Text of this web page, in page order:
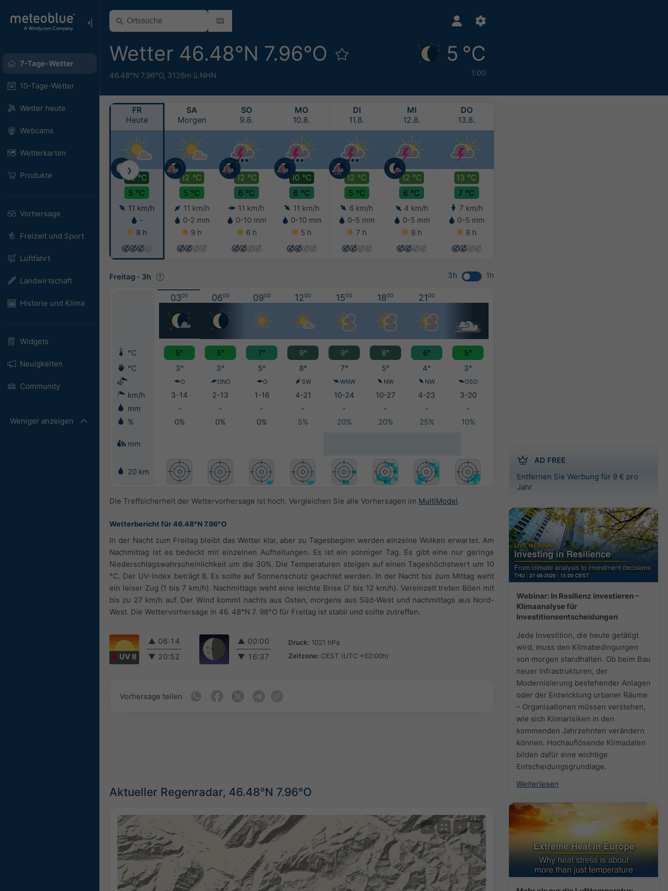
7-Tage-Wetter
10-Tage-Wetter
Wetter heute
Webcams
Wetterkarten
Produkte
Vorhersage
Freizeit und Sport
Luftfahrt
Landwirtschaft
Historie und Klima
Widgets
Neuigkeiten
Community
Weniger anzeigen
Wetter 46.48°N 7.96°O
46.48°N 7.96°O, 3126m ü.NHN
5 °C
1:00
AD FREE
Entfernen Sie Werbung für 9 € pro
Jahr
Webinar: In Resilienz investieren –
Klimaanalyse für
Investitionsentscheidungen
Jede Investition, die heute getätigt
wird, muss den Klimabedingungen
von morgen standhalten. Ob beim Bau
neuer Infrastrukturen, der
Modernisierung bestehender Anlagen
oder der Entwicklung urbaner Räume
– Organisationen müssen verstehen,
wie sich Klimarisiken in den
kommenden Jahrzehnten verändern
können. Hochauflösende Klimadaten
bilden dafür eine wichtige
Entscheidungsgrundlage.
Weiterlesen
FR
Heute
10 °C
5 °C
11 km/h
-
8 h
SA
Morgen
12 °C
5 °C
11 km/h
0-2 mm
9 h
SO
9.8.
12 °C
6 °C
11 km/h
0-10 mm
6 h
MO
10.8.
10 °C
6 °C
11 km/h
0-10 mm
5 h
DI
11.8.
12 °C
5 °C
6 km/h
0-5 mm
7 h
MI
12.8.
12 °C
6 °C
4 km/h
0-5 mm
8 h
DO
13.8.
13 °C
7 °C
7 km/h
0-5 mm
8 h
❯
Freitag - 3h 3h 1h
0300 0600 0900 1200 1500 1800 2100
°C 5° 5° 7° 9° 9° 8° 6°
5°
°C
3° 3° 5° 8° 7° 5° 4° 3°
O ONO O SW WNW NW NW OSO
km/h 3-14 2-13 1-16 4-21 10-24 10-27 4-23
3-20
mm
- - - - - - -
-
%
0% 0% 0% 5% 20% 20% 25% 10%
mm
20 km
Die Treffsicherheit der Wettervorhersage ist hoch. Vergleichen Sie alle Vorhersagen im MultiModel.
Wetterbericht für 46.48°N 7.96°O
In der Nacht zum Freitag bleibt das Wetter klar, aber zu Tagesbeginn werden einzelne Wolken erwartet. Am
Nachmittag ist es bedeckt mit einzelnen Aufhellungen. Es ist ein sonniger Tag. Es gibt eine nur geringe
Niederschlagswahrscheinlichkeit um die 30%. Die Temperaturen steigen auf einen Tageshöchstwert um 10
°C. Der UV-Index beträgt 8. Es sollte auf Sonnenschutz geachtet werden. In der Nacht bis zum Mittag weht
ein leiser Zug (1 bis 7 km/h). Nachmittags weht eine leichte Brise (7 bis 12 km/h). Vereinzelt treten Böen mit
bis zu 27 km/h auf. Der Wind kommt nachts aus Osten, morgens aus Süd-West und nachmittags aus Nord-
West. Die Wettervorhersage in 46. 48°N 7. 96°O für Freitag ist stabil und sollte zutreffen.
UV 8
▲ 06:14
▼ 20:52
▲ 00:00
▼ 16:37
Druck: 1021 hPa
Zeitzone: CEST (UTC +02:00h)
Vorhersage teilen
Aktueller Regenradar, 46.48°N 7.96°O
© + −